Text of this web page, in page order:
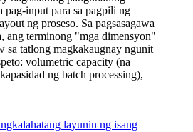
pag-input para sa pagpili ng
ng proseso. Sa pagsasagawa
ang terminong "mga dimensyon"
sa tatlong magkakaugnay ngunit
volumetric capacity (na
ng batch processing),